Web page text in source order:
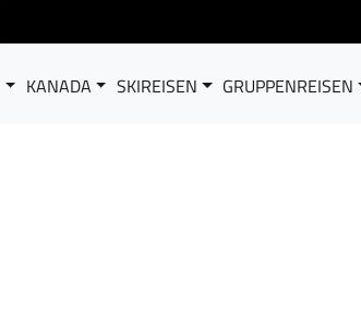
KANADA SKIREISEN GRUPPENREISEN